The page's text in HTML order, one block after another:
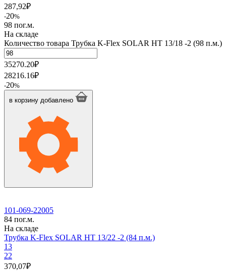
287,92₽
-20%
98 пог.м.
На складе
Количество товара Трубка K-Flex SOLAR HT 13/18 -2 (98 п.м.)
35270.20₽
28216.16₽
-20%
в корзину добавлено
101-069-22005
84 пог.м.
На складе
Трубка K-Flex SOLAR HT 13/22 -2 (84 п.м.)
13
22
370,07₽